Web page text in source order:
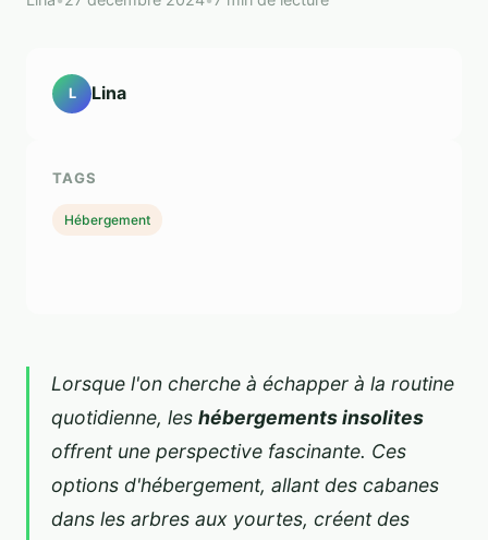
Lorsque l'on cherche à échapper à la routine
quotidienne, les hébergements insolites
offrent une perspective fascinante. Ces
options d'hébergement, allant des cabanes
dans les arbres aux yourtes, créent des
L Lina
TAGS
Hébergement